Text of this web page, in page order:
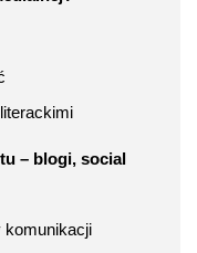
– blogi, social
komunikacji